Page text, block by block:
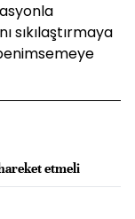
sıkılaştırmaya
etmeli